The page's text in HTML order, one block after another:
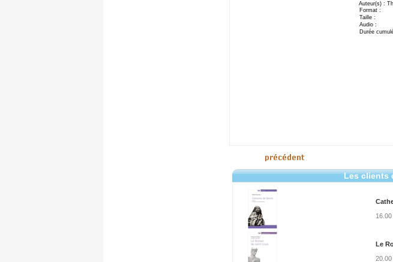
Auteur(s) :
Format :
Taille :
Audio :
Durée
Les clients
Le
20.00